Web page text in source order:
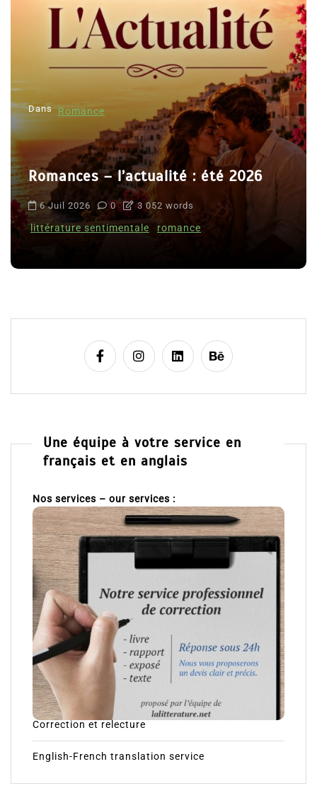
Dans Romance
Romances – l’actualité : été 2026
6 Juil 2026 0 3 052 words
littérature sentimentale romance
Une équipe à votre service en
français et en anglais
Nos services – our services :
Correction et relecture
English-French translation service